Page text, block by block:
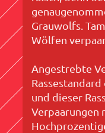
Grauwolfs.
Wölfen
Angestrebte
und dieser
Verpaarungen